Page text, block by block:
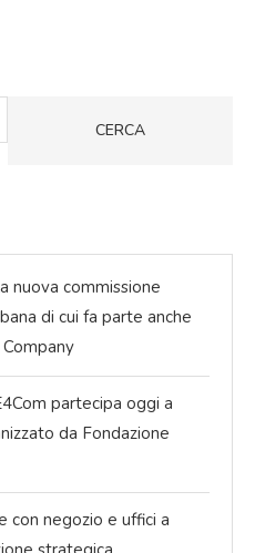
CERCA
nuova commissione
di cui fa parte anche
partecipa oggi a
da Fondazione
con negozio e uffici a